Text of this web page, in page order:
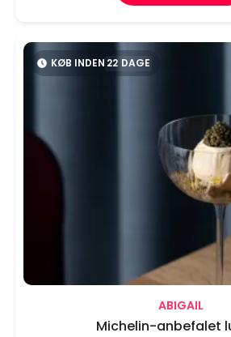
ABIGAIL
Michelin-anbefalet
KØB INDEN 22 DAGE